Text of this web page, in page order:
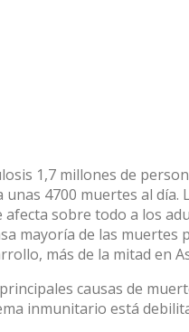
1,7 millones de
4700 muertes al día.
sobre todo a los
mayoría de las muertes
más de la mitad en
causas de
inmunitario está